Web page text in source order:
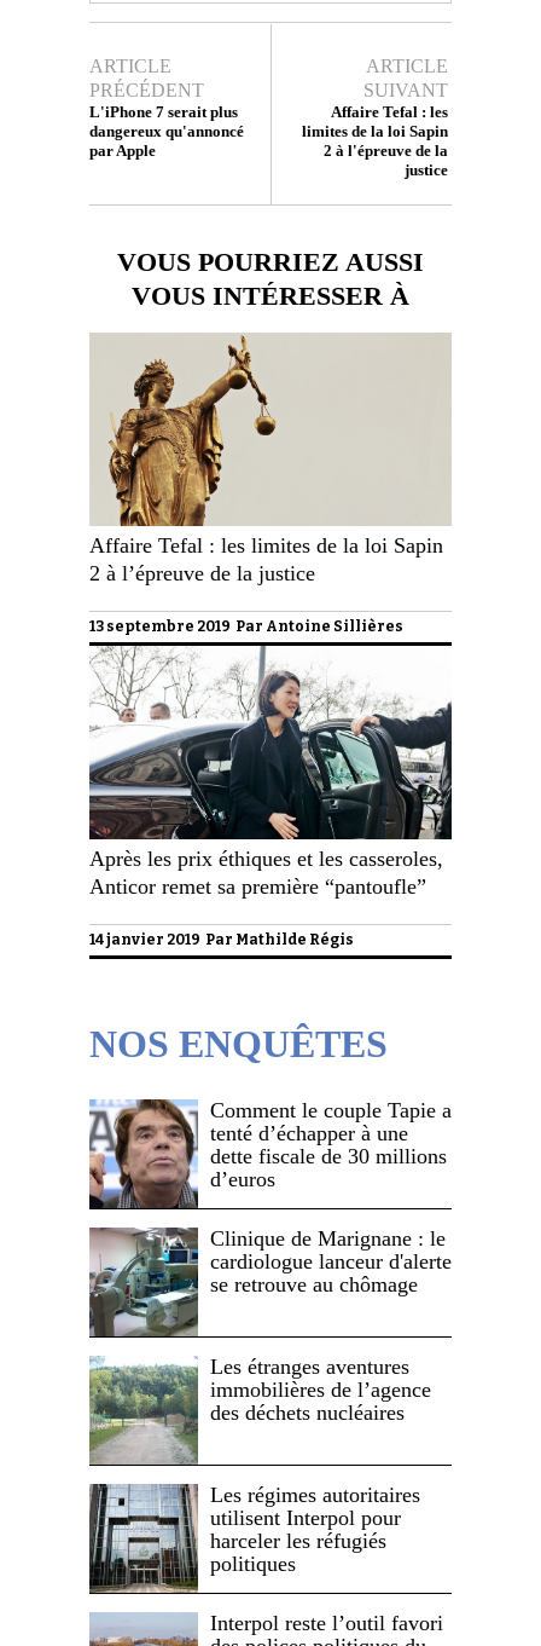
ARTICLE
PRÉCÉDENT
L'iPhone 7 serait plus
dangereux qu'annoncé
par Apple
ARTICLE
SUIVANT
Affaire Tefal : les
limites de la loi Sapin
2 à l'épreuve de la
justice
VOUS POURRIEZ AUSSI
VOUS INTÉRESSER À
Affaire Tefal : les limites de la loi Sapin
2 à l’épreuve de la justice
13 septembre 2019 Par Antoine Sillières
Après les prix éthiques et les casseroles,
Anticor remet sa première “pantoufle”
14 janvier 2019 Par Mathilde Régis
NOS ENQUÊTES
Comment le couple Tapie a
tenté d’échapper à une
dette fiscale de 30 millions
d’euros
Clinique de Marignane : le
cardiologue lanceur d'alerte
se retrouve au chômage
Les étranges aventures
immobilières de l’agence
des déchets nucléaires
Les régimes autoritaires
utilisent Interpol pour
harceler les réfugiés
politiques
Interpol reste l’outil favori